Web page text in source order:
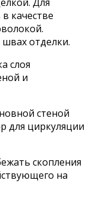
качестве
отделки.
слоя
и
стеной
для циркуляции
скопления
на